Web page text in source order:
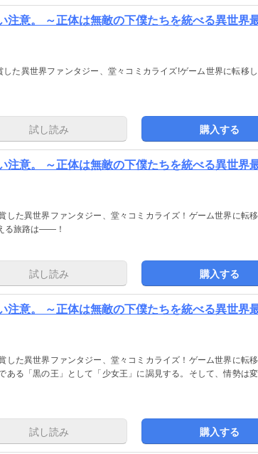
注意。 ～正体は無敵の下僕たちを統べる異世界
た異世界ファンタジー、堂々コミカライズ!ゲーム世界に転移
試し読み 購入する
注意。 ～正体は無敵の下僕たちを統べる異世界
した異世界ファンタジー、堂々コミカライズ！ゲーム世界に転
る旅路は――！
試し読み 購入する
注意。 ～正体は無敵の下僕たちを統べる異世界
した異世界ファンタジー、堂々コミカライズ！ゲーム世界に転
ある「黒の王」として「少女王」に謁見する。そして、情勢は変
試し読み 購入する